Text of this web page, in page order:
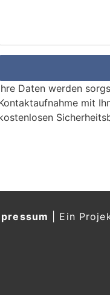
e
i
n
M
Daten werden
mit
Ein